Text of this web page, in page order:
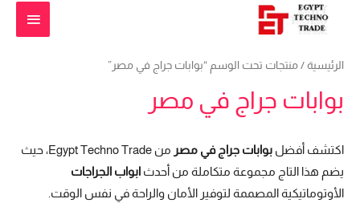
الرئيسية / منتجات تحت الوسم “بوابات جراج في مصر”
بوابات جراج في مصر
اكتشف أفضل بوابات جراج في مصر
من Egypt Techno Trade، حيث
يضم هذا التاج مجموعة متكاملة من أحدث ابواب الجراجات
الأوتوماتيكية المصممة لتوفير الأمان والراحة في نفس الوقت.